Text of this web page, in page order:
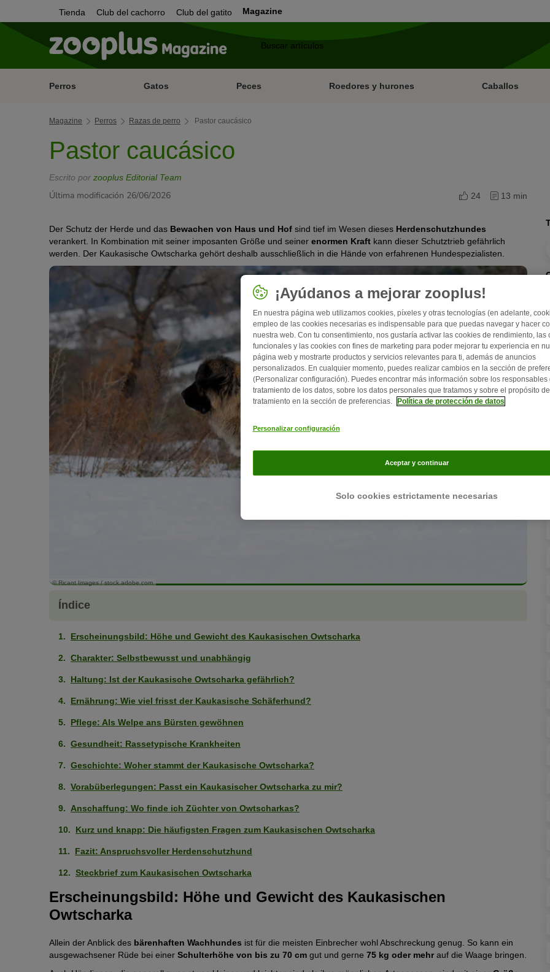
Tienda Club del cachorro Club del gatito Magazine
Perros Gatos Peces Roedores y hurones Caballos
Magazine Perros Razas de perro Pastor caucásico
Pastor caucásico
Escrito por zooplus Editorial Team
Última modificación 26/06/2026 24 13 min
Der Schutz der Herde und das Bewachen von Haus und Hof sind tief im Wesen dieses Herdenschutzhundes
verankert. In Kombination mit seiner imposanten Größe und seiner enormen Kraft kann dieser Schutztrieb gefährlich
werden. Der Kaukasische Owtscharka gehört deshalb ausschließlich in die Hände von erfahrenen Hundespezialisten.
© Ricant Images / stock.adobe.com
Índice
Erscheinungsbild: Höhe und Gewicht des Kaukasischen Owtscharka
Charakter: Selbstbewusst und unabhängig
Haltung: Ist der Kaukasische Owtscharka gefährlich?
Ernährung: Wie viel frisst der Kaukasische Schäferhund?
Pflege: Als Welpe ans Bürsten gewöhnen
Gesundheit: Rassetypische Krankheiten
Geschichte: Woher stammt der Kaukasische Owtscharka?
Vorabüberlegungen: Passt ein Kaukasischer Owtscharka zu mir?
Anschaffung: Wo finde ich Züchter von Owtscharkas?
Kurz und knapp: Die häufigsten Fragen zum Kaukasischen Owtscharka
Fazit: Anspruchsvoller Herdenschutzhund
Steckbrief zum Kaukasischen Owtscharka
Erscheinungsbild: Höhe und Gewicht des Kaukasischen
Owtscharka
Allein der Anblick des bärenhaften Wachhundes ist für die meisten Einbrecher wohl Abschreckung genug. So kann ein
ausgewachsener Rüde bei einer Schulterhöhe von bis zu 70 cm gut und gerne 75 kg oder mehrauf die Waage bringen.
¡Ayúdanos a mejorar zooplus!
En nuestra página web utilizamos cookies, píxeles y otras tecnologías (en adelante,
empleo de las cookies necesarias es indispensable para que puedas navegar y hacer
nuestra web. Con tu consentimiento, nos gustaría activar las cookies de rendimiento, las
funcionales y las cookies con fines de marketing para poder mejorar tu experiencia en
página web y mostrarte productos y servicios relevantes para ti, además de anuncios
personalizados. En cualquier momento, puedes realizar cambios en la sección de
(Personalizar configuración). Puedes encontrar más información sobre los responsables
tratamiento de los datos, sobre los datos personales que tratamos y sobre el propósito
tratamiento en la sección de preferencias.
Política de protección de datos
Personalizar configuración
Solo cookies estrictamente necesarias
Aceptar y continuar